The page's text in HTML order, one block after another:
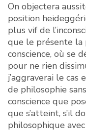
On objectera
position
plus vif de
que le présente la
conscience, où se
pour ne rien
j’aggraverai le cas
de philosophie
conscience que
que s’atteint, s’il
philosophique avec